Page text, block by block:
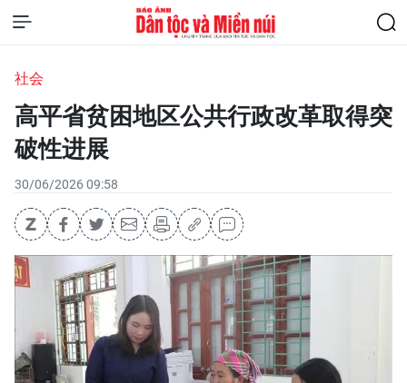
社会
高平省贫困地区公共行政改革取得突
破性进展
30/06/2026 09:58